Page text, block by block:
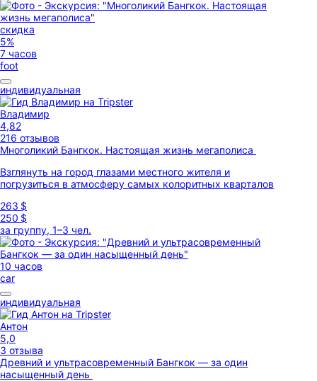
скидка
5%
7 часов
foot
индивидуальная
Владимир
4,82
216 отзывов
Многоликий Бангкок. Настоящая жизнь мегаполиса
Взглянуть на город глазами местного жителя и
погрузиться в атмосферу самых колоритных кварталов
263 $
250 $
за группу, 1–3 чел.
10 часов
car
индивидуальная
Антон
5,0
3 отзыва
Древний и ультрасовременный Бангкок — за один
насыщенный день